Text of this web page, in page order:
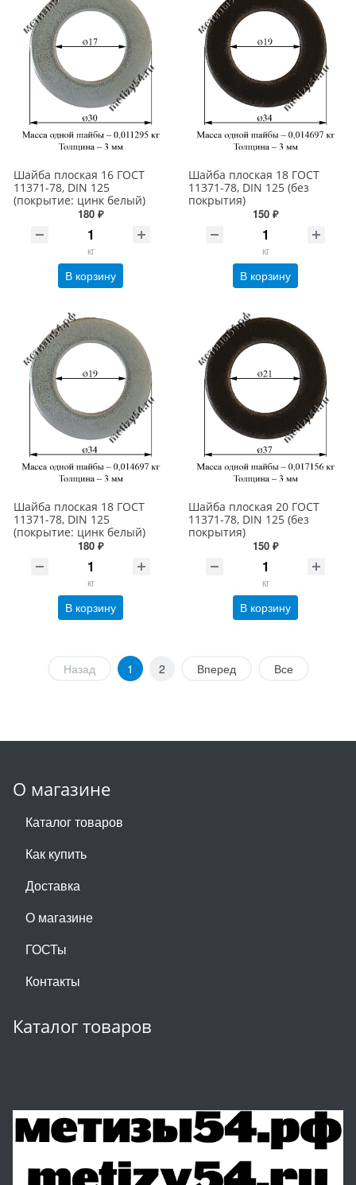
Шайба плоская 16 ГОСТ
11371-78, DIN 125
(покрытие: цинк белый)
180 ₽
кг
В корзину
Шайба плоская 18 ГОСТ
11371-78, DIN 125 (без
покрытия)
150 ₽
кг
В корзину
Шайба плоская 18 ГОСТ
11371-78, DIN 125
(покрытие: цинк белый)
180 ₽
кг
В корзину
Шайба плоская 20 ГОСТ
11371-78, DIN 125 (без
покрытия)
150 ₽
кг
В корзину
Назад 1 2 Вперед Все
О магазине
Каталог товаров
Как купить
Доставка
О магазине
ГОСТы
Контакты
Каталог товаров